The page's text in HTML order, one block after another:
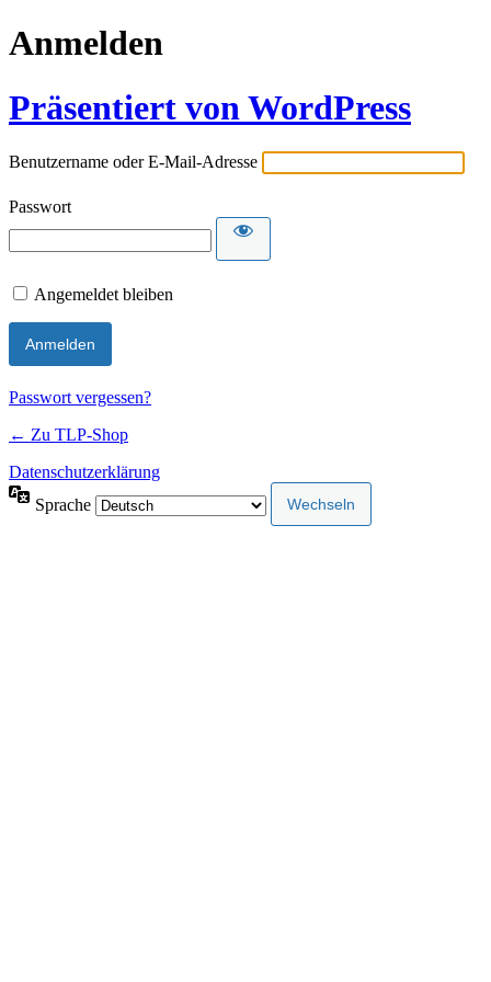
Anmelden
Präsentiert von WordPress
Benutzername oder E-Mail-Adresse
Passwort
Angemeldet bleiben
Passwort vergessen?
← Zu TLP-Shop
Datenschutzerklärung
Sprache